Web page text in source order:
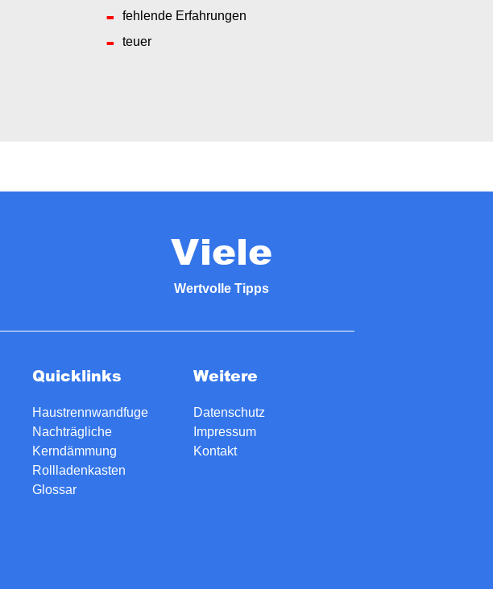
fehlende Erfahrungen
teuer
Viele
Wertvolle Tipps
Quicklinks
Haustrennwandfuge
Nachträgliche
Kerndämmung
Rollladenkasten
Glossar
Weitere
Datenschutz
Impressum
Kontakt